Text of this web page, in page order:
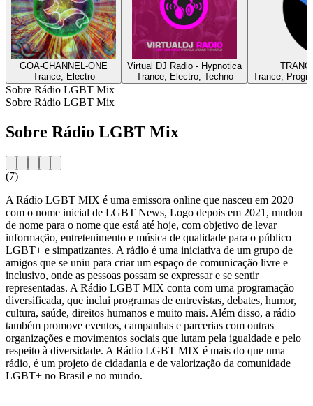
GOA-CHANNEL-ONE
Trance, Electro
Virtual DJ Radio - Hypnotica
Trance, Electro, Techno
Trance,
Sobre Rádio LGBT Mix
Sobre Rádio LGBT Mix
Sobre Rádio LGBT Mix
(7)
A Rádio LGBT MIX é uma emissora online que nasceu em 2020
com o nome inicial de LGBT News, Logo depois em 2021, mudou
de nome para o nome que está até hoje, com objetivo de levar
informação, entretenimento e música de qualidade para o público
LGBT+ e simpatizantes. A rádio é uma iniciativa de um grupo de
amigos que se uniu para criar um espaço de comunicação livre e
inclusivo, onde as pessoas possam se expressar e se sentir
representadas. A Rádio LGBT MIX conta com uma programação
diversificada, que inclui programas de entrevistas, debates, humor,
cultura, saúde, direitos humanos e muito mais. Além disso, a rádio
também promove eventos, campanhas e parcerias com outras
organizações e movimentos sociais que lutam pela igualdade e pelo
respeito à diversidade. A Rádio LGBT MIX é mais do que uma
rádio, é um projeto de cidadania e de valorização da comunidade
LGBT+ no Brasil e no mundo.